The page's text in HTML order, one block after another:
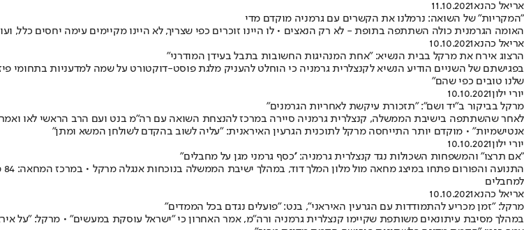
אריאל כהנא11.10.2021
"המקריות" של השואה: נרמלנו את הקשרים עם גרמניה מוקדם מדי
האומה הגרמנית כולה השתתפה בתופת - לא רק הנאצים • לו היינו זוכרים כפי שצריך, לא היינו מקיימים עימה יחסים כלל,
אריאל כהנא10.10.2021
הרצוג אירח את מרקל בבית הנשיא: "אחת המנהיגות החשובות בתבל בעידן המודרני"
בפגישתם של השניים הודיע הנשיא לקנצלרית גרמניה כי הוחלט להעניק מלגת פוסט-דוקטורט על שמה למדעניות בתחומי
שלנו טובים כפי שהם"
יורי ילון10.10.2021
מרקל בביקור ב"יד ושם": "תזכורת עיקשת לאחריות הגרמנים"
לאחר שהשתתפה בישיבת הממשלה, קנצלרית גרמניה סיירה במרכז להנצחת השואה עם רה"מ בנט ועם הרב הראשי לאו ואמרה:
אנטישמיות" • מוקדם יותר התייחסה מרקל לתוכנית הגרעין האיראנית: "עליה לשוב בהקדם לשולחן המשא ומתן"
יורי ילון10.10.2021
"אם תרצו" והמשפחות השכולות נגד קנצלרית גרמניה: ''כסף גרמני מגן על מחבלים"
למחבלים
אריאל כהנא10.10.2021
מרקל: "זמן מכריע להתמודדות עם הגרעין האיראני", בנט: "פועלים נגדם בכל הממדים"
במהלך מסיבת עיתונאים משותפת שקיימו קנצלרית גרמניה ורה"מ, אמר האחרון כי "ישראל עוסקת במעשים" • מרקל: